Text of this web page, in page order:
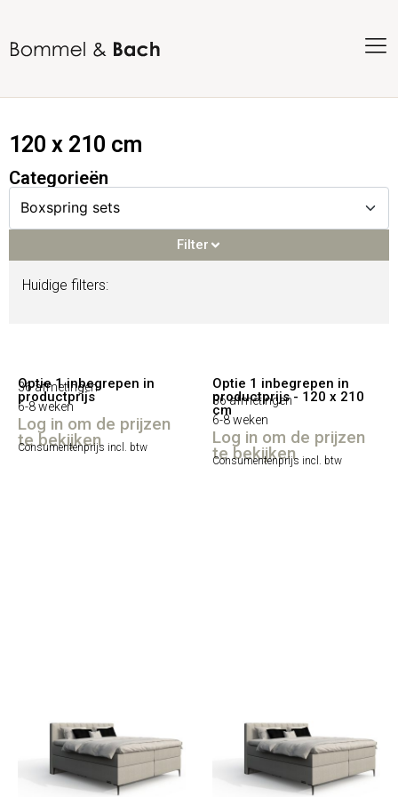
120 x 210 cm
Categorieën
Filter
Huidige filters:
Optie 1 inbegrepen in
productprijs
36 afmetingen
6-8 weken
Log in om de prijzen
te bekijken
Consumentenprijs incl. btw
Optie 1 inbegrepen in
productprijs - 120 x 210
cm
36 afmetingen
6-8 weken
Log in om de prijzen
te bekijken
Consumentenprijs incl. btw